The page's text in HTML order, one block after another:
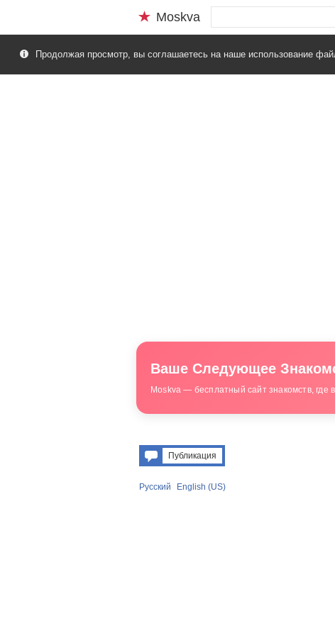
Moskva
Продолжая просмотр, вы соглашаетесь на наше использование
Ваше Следующее
Moskva — бесплатный сайт знакомств,
Публикация
Русский English (US)